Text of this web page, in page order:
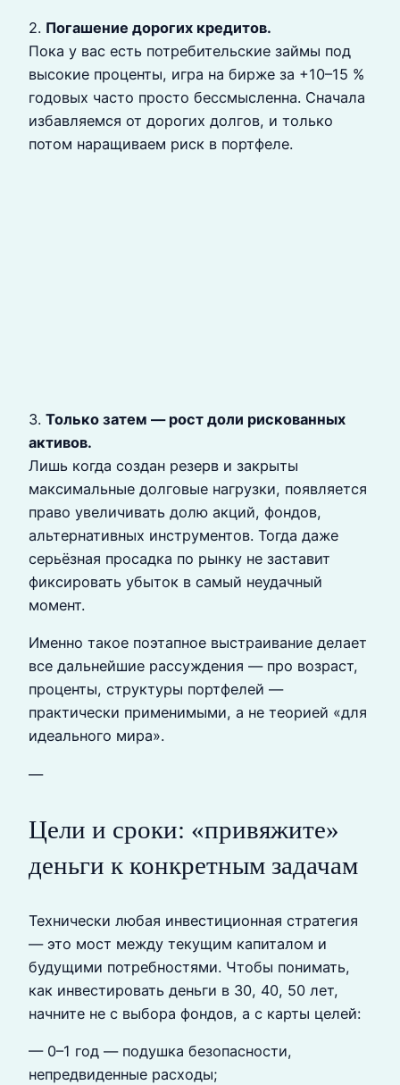
2. Погашение дорогих кредитов.
Пока у вас есть потребительские займы под
высокие проценты, игра на бирже за +10–15 %
годовых часто просто бессмысленна. Сначала
избавляемся от дорогих долгов, и только
потом наращиваем риск в портфеле.
3. Только затем — рост доли рискованных
активов.
Лишь когда создан резерв и закрыты
максимальные долговые нагрузки, появляется
право увеличивать долю акций, фондов,
альтернативных инструментов. Тогда даже
серьёзная просадка по рынку не заставит
фиксировать убыток в самый неудачный
момент.
Именно такое поэтапное выстраивание делает
все дальнейшие рассуждения — про возраст,
проценты, структуры портфелей —
практически применимыми, а не теорией «для
идеального мира».
—
Цели и сроки: «привяжите»
деньги к конкретным задачам
Технически любая инвестиционная стратегия
— это мост между текущим капиталом и
будущими потребностями. Чтобы понимать,
как инвестировать деньги в 30, 40, 50 лет,
начните не с выбора фондов, а с карты целей:
— 0–1 год — подушка безопасности,
непредвиденные расходы;